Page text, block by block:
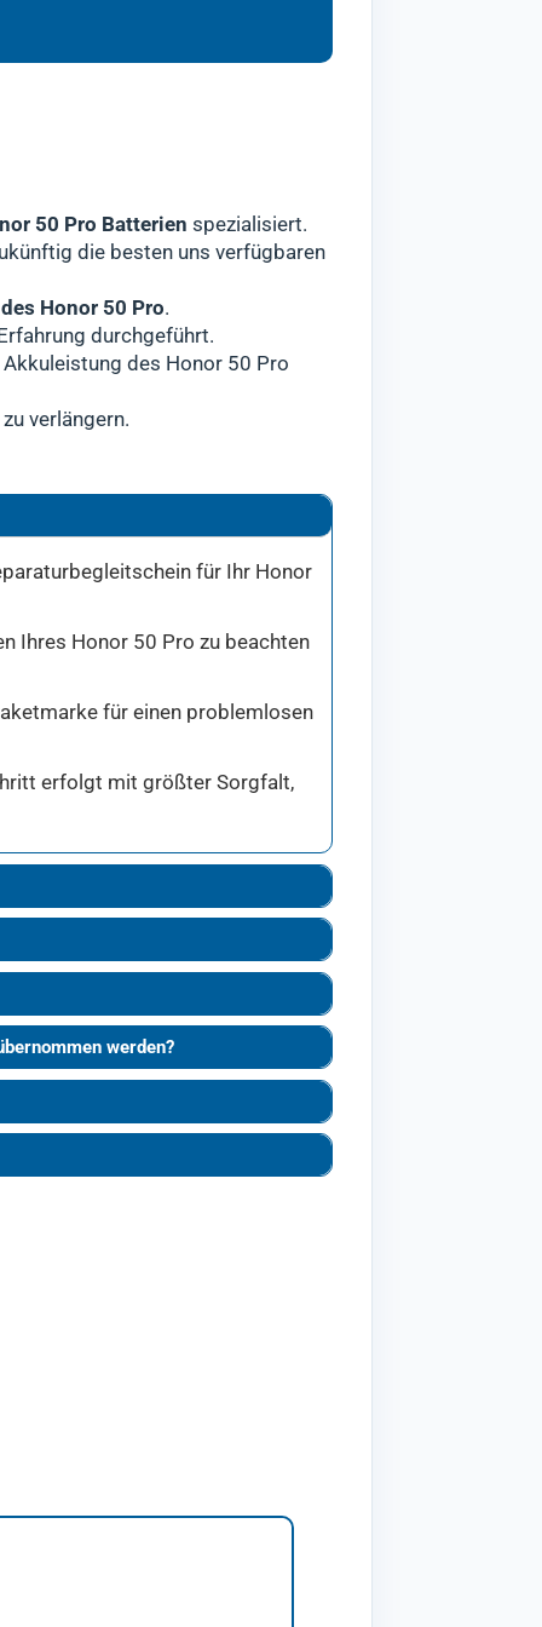
Sie darüber informieren und
Ausfallzeiten führen
50 Pro Batterien spezialisiert.
die besten uns verfügbaren
Honor 50 Pro.
durchgeführt.
des Honor 50 Pro
verlängern.
für Ihr Honor
Ihres Honor 50 Pro zu beachten
für einen problemlosen
erfolgt mit größter Sorgfalt,
werden?